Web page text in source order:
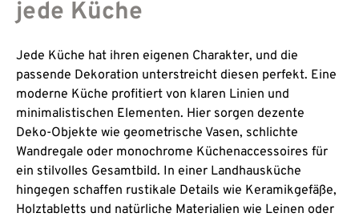
jede Küche
Jede Küche hat ihren eigenen Charakter, und die
passende Dekoration unterstreicht diesen perfekt. Eine
moderne Küche profitiert von klaren Linien und
minimalistischen Elementen. Hier sorgen dezente
Deko-Objekte wie geometrische Vasen, schlichte
Wandregale oder monochrome Küchenaccessoires für
ein stilvolles Gesamtbild. In einer Landhausküche
hingegen schaffen rustikale Details wie Keramikgefäße,
Holztabletts und natürliche Materialien wie Leinen oder